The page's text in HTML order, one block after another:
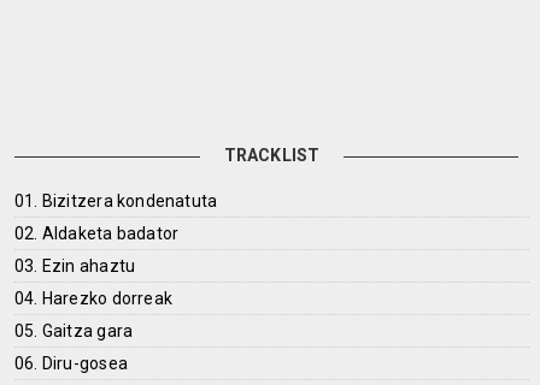
TRACKLIST
01. Bizitzera kondenatuta
02. Aldaketa badator
03. Ezin ahaztu
04. Harezko dorreak
05. Gaitza gara
06. Diru-gosea